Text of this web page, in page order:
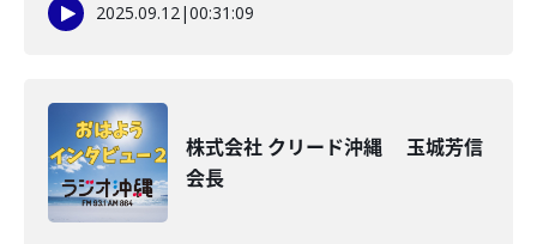
2025.09.12|00:31:09
株式会社 クリード沖縄 玉城芳信
会長